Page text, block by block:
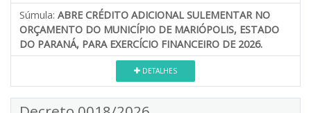
Súmula: ABRE CRÉDITO ADICIONAL SULEMENTAR NO
ORÇAMENTO DO MUNICÍPIO DE MARIÓPOLIS, ESTADO
DO PARANÁ, PARA EXERCÍCIO FINANCEIRO DE 2026.
DETALHES